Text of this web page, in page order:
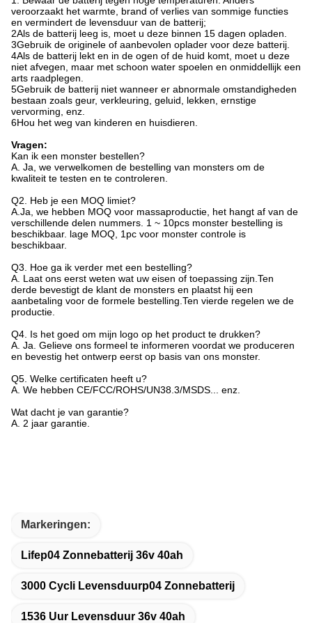
veroorzaakt het warmte, brand of verlies van sommige functies
en vermindert de levensduur van de batterij;
2Als de batterij leeg is, moet u deze binnen 15 dagen opladen.
3Gebruik de originele of aanbevolen oplader voor deze batterij.
4Als de batterij lekt en in de ogen of de huid komt, moet u deze
niet afvegen, maar met schoon water spoelen en onmiddellijk een
arts raadplegen.
5Gebruik de batterij niet wanneer er abnormale omstandigheden
bestaan zoals geur, verkleuring, geluid, lekken, ernstige
vervorming, enz.
6Hou het weg van kinderen en huisdieren.
Vragen:
Kan ik een monster bestellen?
A. Ja, we verwelkomen de bestelling van monsters om de
kwaliteit te testen en te controleren.
Q2. Heb je een MOQ limiet?
A.Ja, we hebben MOQ voor massaproductie, het hangt af van de
verschillende delen nummers. 1 ~ 10pcs monster bestelling is
beschikbaar. lage MOQ, 1pc voor monster controle is
beschikbaar.
Q3. Hoe ga ik verder met een bestelling?
A. Laat ons eerst weten wat uw eisen of toepassing zijn.Ten
derde bevestigt de klant de monsters en plaatst hij een
aanbetaling voor de formele bestelling.Ten vierde regelen we de
productie.
Q4. Is het goed om mijn logo op het product te drukken?
A. Ja. Gelieve ons formeel te informeren voordat we produceren
en bevestig het ontwerp eerst op basis van ons monster.
Q5. Welke certificaten heeft u?
A. We hebben CE/FCC/ROHS/UN38.3/MSDS... enz.
Wat dacht je van garantie?
A. 2 jaar garantie.
Markeringen:
Lifep04 Zonnebatterij 36v 40ah
3000 Cycli Levensduurp04 Zonnebatterij
1536 Uur Levensduur 36v 40ah